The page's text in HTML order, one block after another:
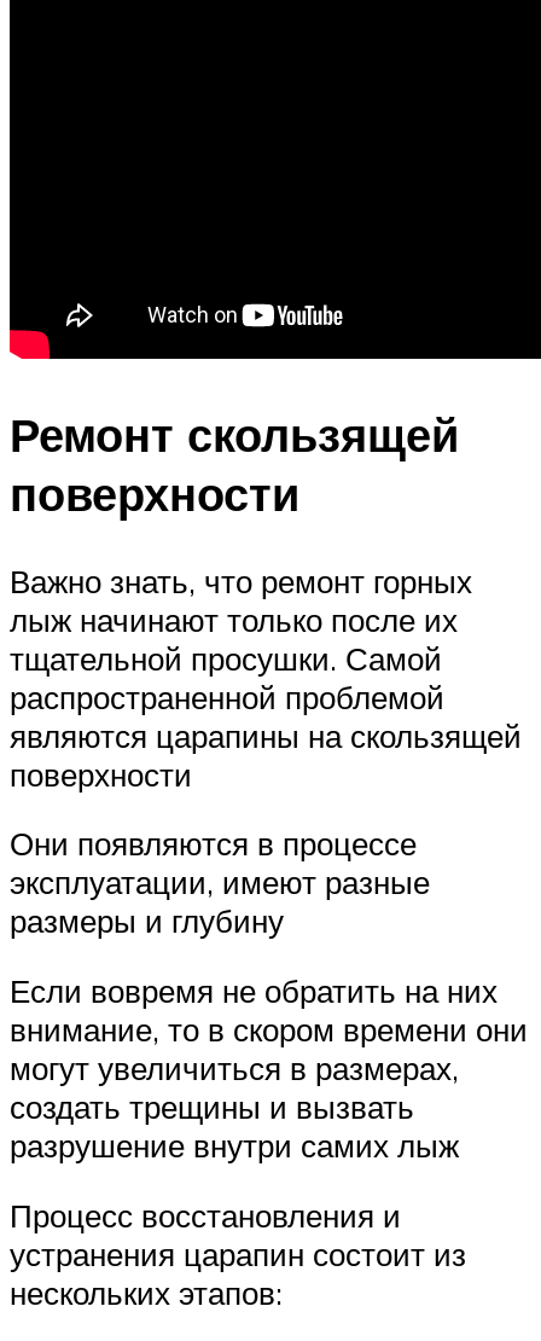
Ремонт скользящей
поверхности
Важно знать, что ремонт горных
лыж начинают только после их
тщательной просушки. Самой
распространенной проблемой
являются царапины на скользящей
поверхности
Они появляются в процессе
эксплуатации, имеют разные
размеры и глубину
Если вовремя не обратить на них
внимание, то в скором времени они
могут увеличиться в размерах,
создать трещины и вызвать
разрушение внутри самих лыж
Процесс восстановления и
устранения царапин состоит из
нескольких этапов: